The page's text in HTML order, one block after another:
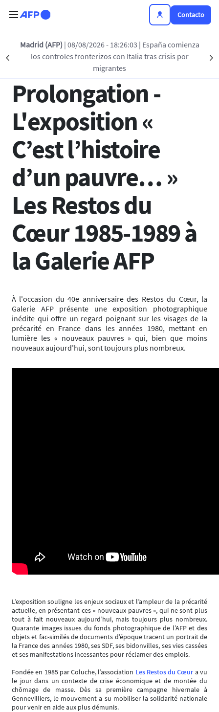
Contacto
Précédent
Madrid (AFP) | 08/08/2026 - 18:26:03 | España comienza
los controles fronterizos con Italia tras crisis por
migrantes
Regreso a la lista
Prolongation -
L'exposition «
C’est l’histoire
d’un pauvre… »
Les Restos du
Cœur 1985-1989 à
la Galerie AFP
À l'occasion du 40e anniversaire des Restos du Cœur, la
Galerie AFP présente une exposition photographique
inédite qui offre un regard poignant sur les visages de la
précarité en France dans les années 1980, mettant en
lumière les « nouveaux pauvres » qui, bien que moins
nouveaux aujourd'hui, sont toujours plus nombreux.
L’exposition souligne les enjeux sociaux et l’ampleur de la précarité
actuelle, en présentant ces « nouveaux pauvres », qui ne sont plus
tout à fait nouveaux aujourd’hui, mais toujours plus nombreux.
Quarante images issues du fonds photographique de l’AFP et des
objets et fac-similés de documents d’époque tracent un portrait de
la France des années 1980, ses SDF, ses bidonvilles, ses vies cassées
et ses manifestations incessantes pour réclamer des emplois.
Fondée en 1985 par Coluche, l’association Les Restos du Cœura vu
le jour dans un contexte de crise économique et de montée du
chômage de masse. Dès sa première campagne hivernale à
Gennevilliers, le mouvement a su mobiliser la solidarité nationale
pour venir en aide aux plus démunis.